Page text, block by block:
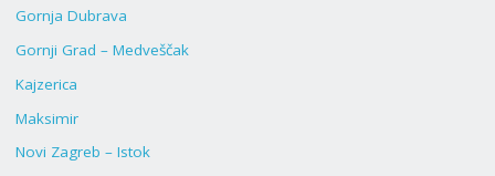
Gornja Dubrava
Gornji Grad – Medveščak
Kajzerica
Maksimir
Novi Zagreb – Istok